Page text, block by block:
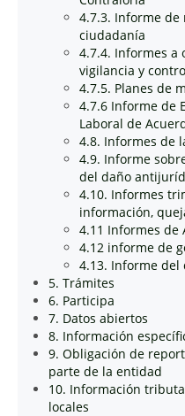
4.7.3. Informe
ciudadanía
4.7.4. Informes a
vigilancia y
4.7.5. Planes de
4.7.6 Informe de
Laboral de
4.8. Informes de
4.9. Informe
del daño
4.10. Informes
información,
4.11 Informes de
4.12 informe de
4.13. Informe
5. Trámites
6. Participa
7. Datos abiertos
8. Información
9. Obligación de
parte de la entidad
10. Información
locales